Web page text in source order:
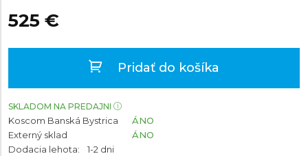
525 €
Pridať do košíka
SKLADOM NA PREDAJNI
Koscom Banská Bystrica
ÁNO
Externý sklad
ÁNO
Dodacia lehota:
1-2 dni